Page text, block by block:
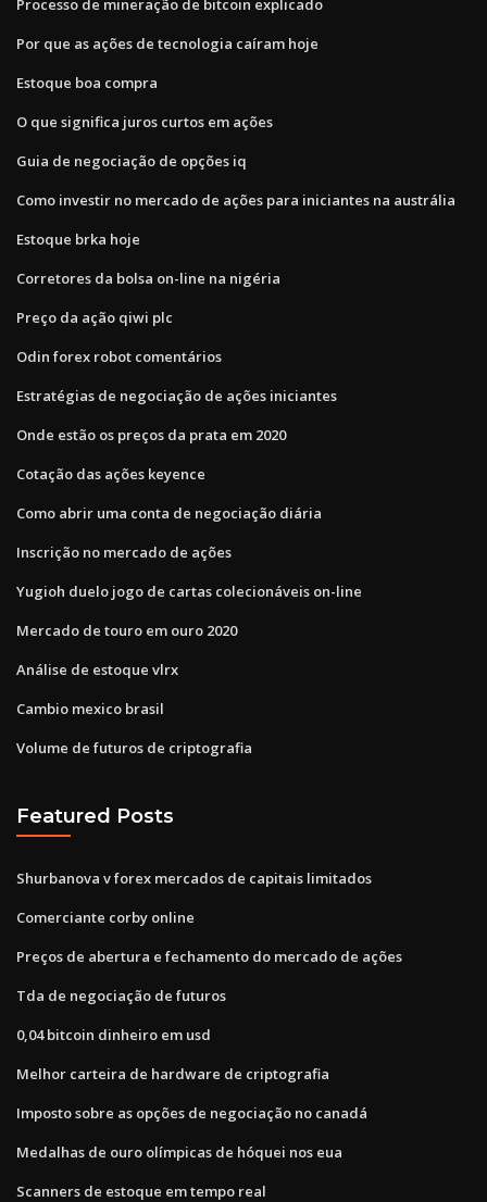
Processo de mineração de bitcoin explicado
Por que as ações de tecnologia caíram hoje
Estoque boa compra
O que significa juros curtos em ações
Guia de negociação de opções iq
Como investir no mercado de ações para iniciantes na austrália
Estoque brka hoje
Corretores da bolsa on-line na nigéria
Preço da ação qiwi plc
Odin forex robot comentários
Estratégias de negociação de ações iniciantes
Onde estão os preços da prata em 2020
Cotação das ações keyence
Como abrir uma conta de negociação diária
Inscrição no mercado de ações
Yugioh duelo jogo de cartas colecionáveis ​​on-line
Mercado de touro em ouro 2020
Análise de estoque vlrx
Cambio mexico brasil
Volume de futuros de criptografia
Featured Posts
Shurbanova v forex mercados de capitais limitados
Comerciante corby online
Preços de abertura e fechamento do mercado de ações
Tda de negociação de futuros
0,04 bitcoin dinheiro em usd
Melhor carteira de hardware de criptografia
Imposto sobre as opções de negociação no canadá
Medalhas de ouro olímpicas de hóquei nos eua
Scanners de estoque em tempo real